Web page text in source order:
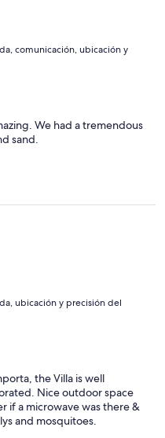
comunicación, ubicación y
We had a tremendous
sand.
ubicación y precisión del
the Villa is well
Nice outdoor space
if a microwave was there &
and mosquitoes.